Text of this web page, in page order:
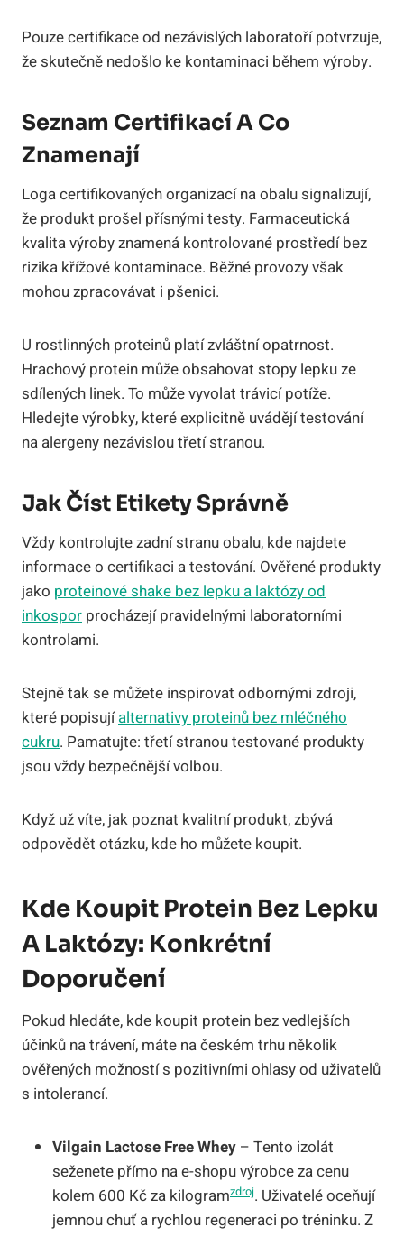
Pouze certifikace od nezávislých laboratoří potvrzuje,
že skutečně nedošlo ke kontaminaci během výroby.
Seznam Certifikací A Co
Znamenají
Loga certifikovaných organizací na obalu signalizují,
že produkt prošel přísnými testy. Farmaceutická
kvalita výroby znamená kontrolované prostředí bez
rizika křížové kontaminace. Běžné provozy však
mohou zpracovávat i pšenici.
U rostlinných proteinů platí zvláštní opatrnost.
Hrachový protein může obsahovat stopy lepku ze
sdílených linek. To může vyvolat trávicí potíže.
Hledejte výrobky, které explicitně uvádějí testování
na alergeny nezávislou třetí stranou.
Jak Číst Etikety Správně
Vždy kontrolujte zadní stranu obalu, kde najdete
informace o certifikaci a testování. Ověřené produkty
jako proteinové shake bez lepku a laktózy od
inkospor procházejí pravidelnými laboratorními
kontrolami.
Stejně tak se můžete inspirovat odbornými zdroji,
které popisujíalternativy proteinů bez mléčného
cukru. Pamatujte: třetí stranou testované produkty
jsou vždy bezpečnější volbou.
Když už víte, jak poznat kvalitní produkt, zbývá
odpovědět otázku, kde ho můžete koupit.
Kde Koupit Protein Bez Lepku
A Laktózy: Konkrétní
Doporučení
Pokud hledáte, kde koupit protein bez vedlejších
účinků na trávení, máte na českém trhu několik
ověřených možností s pozitivními ohlasy od uživatelů
s intolerancí.
Vilgain Lactose Free Whey – Tento izolát
seženete přímo na e-shopu výrobce za cenu
kolem 600 Kč za kilogramzdroj. Uživatelé oceňují
jemnou chuť a rychlou regeneraci po tréninku. Z